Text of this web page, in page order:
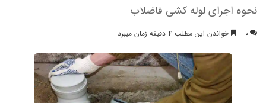
نحوه اجرای لوله کشی فاضلاب
۰ خواندن این مطلب ۴ دقیقه زمان میبرد